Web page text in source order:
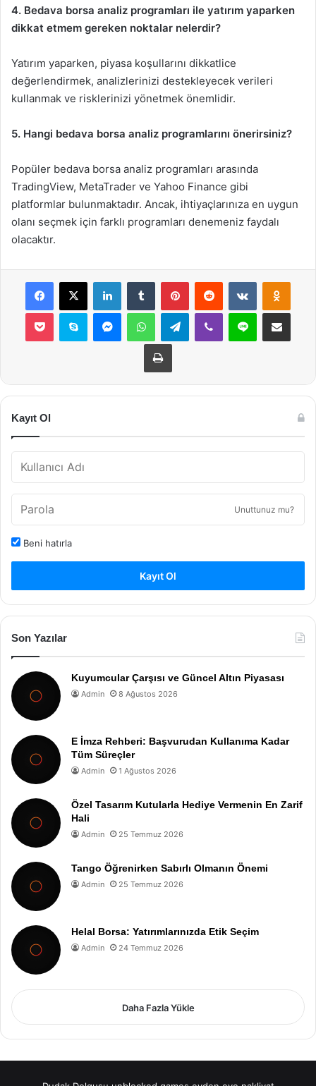
4. Bedava borsa analiz programları ile yatırım yaparken
dikkat etmem gereken noktalar nelerdir?
Yatırım yaparken, piyasa koşullarını dikkatlice
değerlendirmek, analizlerinizi destekleyecek verileri
kullanmak ve risklerinizi yönetmek önemlidir.
5. Hangi bedava borsa analiz programlarını önerirsiniz?
Popüler bedava borsa analiz programları arasında
TradingView, MetaTrader ve Yahoo Finance gibi
platformlar bulunmaktadır. Ancak, ihtiyaçlarınıza en uygun
olanı seçmek için farklı programları denemeniz faydalı
olacaktır.
Facebook
X LinkedInTumblr PinterestReddit VKontakte
Pocket Skype MessengerWhatsAppTelegramViber Line E-Posta ile
Yazdır
Kayıt Ol
Unuttunuz mu?
Beni hatırla
Kayıt Ol
Son Yazılar
Kuyumcular Çarşısı ve Güncel Altın Piyasası
Admin 8 Ağustos 2026
E İmza Rehberi: Başvurudan Kullanıma Kadar
Tüm Süreçler
Admin 1 Ağustos 2026
Özel Tasarım Kutularla Hediye Vermenin En Zarif
Hali
Admin 25 Temmuz 2026
Tango Öğrenirken Sabırlı Olmanın Önemi
Admin 25 Temmuz 2026
Helal Borsa: Yatırımlarınızda Etik Seçim
Admin 24 Temmuz 2026
Daha Fazla Yükle